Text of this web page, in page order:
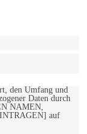
den Umfang und
Daten durch
NAMEN,
auf